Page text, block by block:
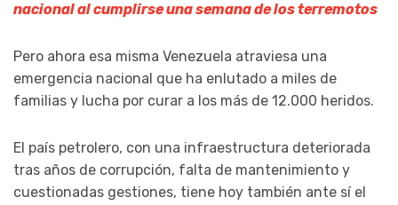
nacional al cumplirse una semana de los terremotos
Pero ahora esa misma Venezuela atraviesa una
emergencia nacional que ha enlutado a miles de
familias y lucha por curar a los más de 12.000 heridos.
El país petrolero, con una infraestructura deteriorada
tras años de corrupción, falta de mantenimiento y
cuestionadas gestiones, tiene hoy también ante sí el